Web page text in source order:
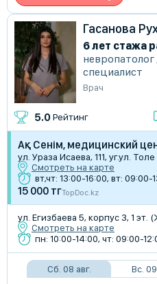
Гасанова
6 лет стажа
специалист
Врач
5.0 Рейтинг
Ақ Сенім, медицинский
ул. Ураза Исаева, 111, уг.ул.
Смотреть на карте
вт,чт: 13:00-16:00, вт: 09:00-
15 000 тгTopDoc.kz
ул. Егизбаева 5, корпус 3, 1 эт.
Смотреть на карте
пн: 10:00-14:00, чт: 09:00-
Сб. 08 авг. Вс. 09